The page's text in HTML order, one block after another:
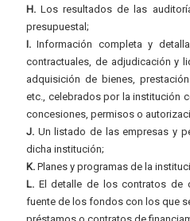
H. Los resultados de las
presupuestal;
I. Información completa y
contractuales, de adjudicación y
adquisición de bienes,
etc., celebrados por la institución
concesiones, permisos o
J. Un listado de las empresas y
dicha institución;
K. Planes y programas de la
L. El detalle de los contratos de
fuente de los fondos con los que